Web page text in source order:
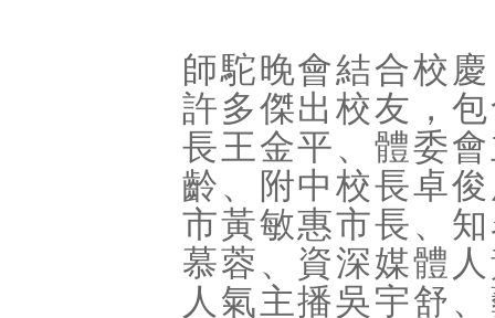
師駝晚會結合校
許多傑出校友，
長王金平、體委
齡、附中校長卓
市黃敏惠市長、
慕蓉、資深媒體
人氣主播吳宇舒